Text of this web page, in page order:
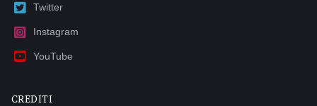
Twitter
Instagram
YouTube
CREDITI